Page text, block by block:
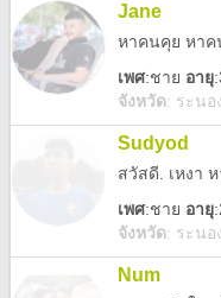
Jane
หาคนคุย หาค
เพศ:ชาย อายุ
จังหวัด: ระนอ
Sudyod
สวัสดี. เหงา
เพศ:ชาย อายุ
จังหวัด: ระนอ
Num